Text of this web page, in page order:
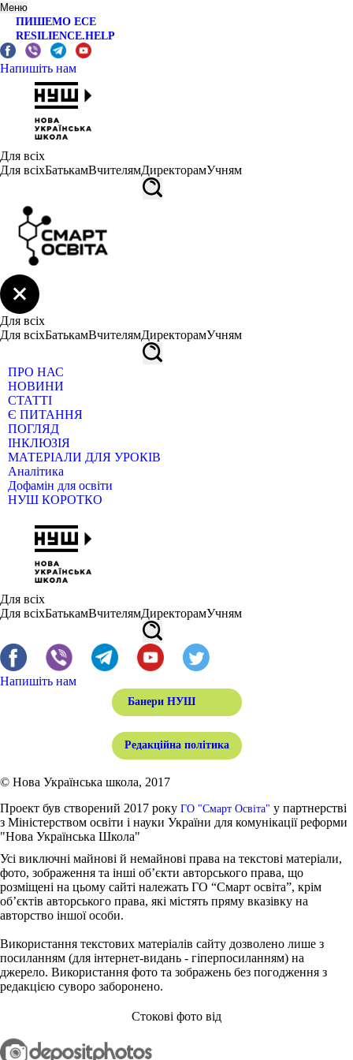
Меню
ПИШЕМО ЕСЕ
RESILIENCE.HELP
Напишіть нам
Для всіх
Для всіхБатькамВчителямДиректорамУчням
Для всіх
Для всіхБатькамВчителямДиректорамУчням
ПРО НАС
НОВИНИ
СТАТТІ
Є ПИТАННЯ
ПОГЛЯД
ІНКЛЮЗІЯ
МАТЕРІАЛИ ДЛЯ УРОКІВ
Аналітика
Дофамін для освіти
НУШ КОРОТКО
Для всіх
Для всіхБатькамВчителямДиректорамУчням
Напишіть нам
Банери НУШ
Редакційна політика
© Нова Українська школа, 2017
Проект був створений 2017 року ГО "Смарт Освіта" у партнерстві
з Міністерством освіти і науки України для комунікації реформи
"Нова Українська Школа"
Усі виключні майнові й немайнові права на текстові матеріали,
фото, зображення та інші об’єкти авторського права, що
розміщені на цьому сайті належать ГО “Смарт освіта”, крім
об’єктів авторського права, які містять пряму вказівку на
авторство іншої особи.
Використання текстових матеріалів сайту дозволено лише з
посиланням (для інтернет-видань - гіперпосиланням) на
джерело. Використання фото та зображень без погодження з
редакцією суворо заборонено.
Стокові фото від